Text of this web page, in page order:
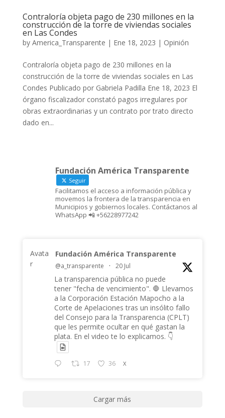
Contraloría objeta pago de 230 millones en la
construcción de la torre de viviendas sociales
en Las Condes
by America_Transparente | Ene 18, 2023 | Opinión
Contraloría objeta pago de 230 millones en la
construcción de la torre de viviendas sociales en Las
Condes Publicado por Gabriela Padilla Ene 18, 2023 El
órgano fiscalizador constató pagos irregulares por
obras extraordinarias y un contrato por trato directo
dado en...
Fundación América Transparente
Seguir
Facilitamos el acceso a información pública y
movemos la frontera de la transparencia en
Municipios y gobiernos locales. Contáctanos al
WhatsApp 📲 +56228977242
Avata
r
Fundación América Transparente
@a_transparente · 20 Jul
La transparencia pública no puede
tener "fecha de vencimiento". 🛑 Llevamos
a la Corporación Estación Mapocho a la
Corte de Apelaciones tras un insólito fallo
del Consejo para la Transparencia (CPLT)
que les permite ocultar en qué gastan la
plata. En el video te lo explicamos. 👇
17 36 X
Cargar más